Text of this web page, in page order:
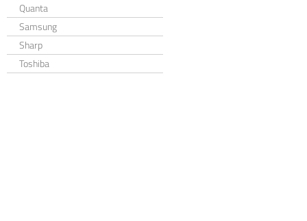
Quanta
Samsung
Sharp
Toshiba